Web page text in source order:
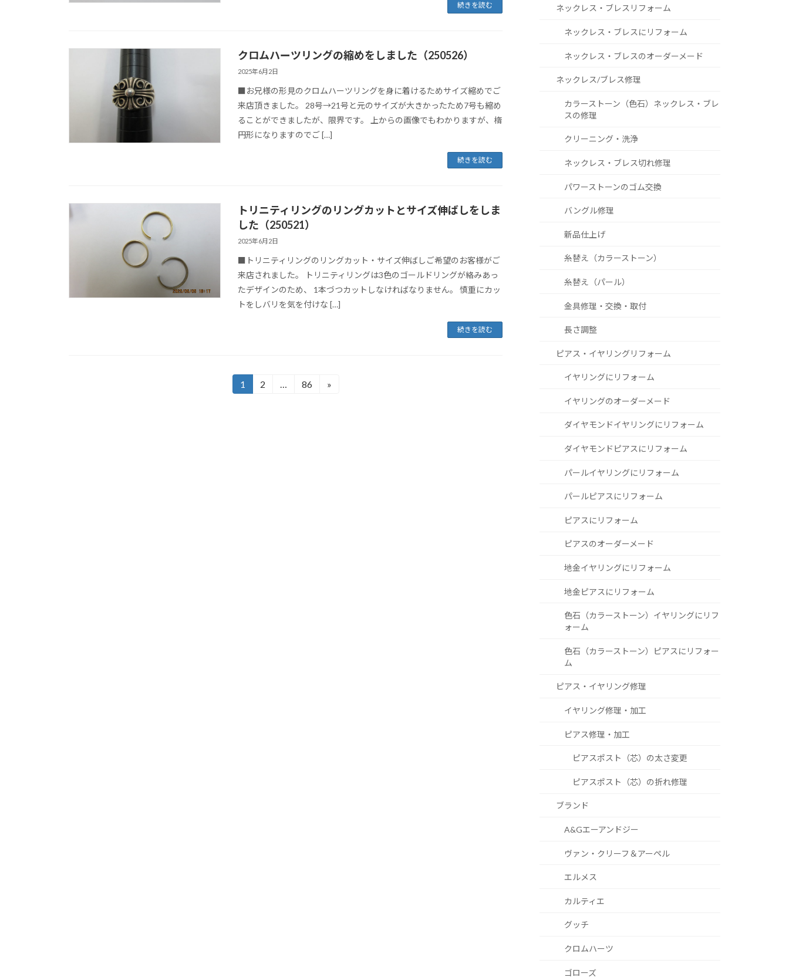
続きを読む
クロムハーツリングの縮めをしました（250526）
2025年6月2日
■お兄様の形見のクロムハーツリングを身に着けるためサイズ縮めでご
来店頂きました。 28号→21号と元のサイズが大きかったため7号も縮め
ることができましたが、限界です。 上からの画像でもわかりますが、楕
円形になりますのでご […]
続きを読む
トリニティリングのリングカットとサイズ伸ばしをしま
した（250521）
2025年6月2日
■トリニティリングのリングカット・サイズ伸ばしご希望のお客様がご
来店されました。 トリニティリングは3色のゴールドリングが絡みあっ
たデザインのため、 1本づつカットしなければなりません。 慎重にカッ
トをしバリを気を付けな […]
続きを読む
固
1
固
2 …
固
86 »
ネックレス・ブレスリフォーム
ネックレス・ブレスにリフォーム
ネックレス・ブレスのオーダーメード
ネックレス/ブレス修理
カラーストーン（色石）ネックレス・ブレ
スの修理
クリーニング・洗浄
ネックレス・ブレス切れ修理
パワーストーンのゴム交換
バングル修理
新品仕上げ
糸替え（カラーストーン）
糸替え（パール）
金具修理・交換・取付
長さ調整
ピアス・イヤリングリフォーム
イヤリングにリフォーム
イヤリングのオーダーメード
ダイヤモンドイヤリングにリフォーム
ダイヤモンドピアスにリフォーム
パールイヤリングにリフォーム
パールピアスにリフォーム
ピアスにリフォーム
ピアスのオーダーメード
地金イヤリングにリフォーム
地金ピアスにリフォーム
色石（カラーストーン）イヤリングにリフ
ォーム
色石（カラーストーン）ピアスにリフォー
ム
ピアス・イヤリング修理
イヤリング修理・加工
ピアス修理・加工
ピアスポスト（芯）の太さ変更
ピアスポスト（芯）の折れ修理
ブランド
A&Gエーアンドジー
ヴァン・クリーフ＆アーペル
エルメス
カルティエ
グッチ
クロムハーツ
ゴローズ